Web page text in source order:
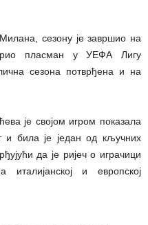
сезону је завршио на
пласман у УЕФА Лигу
сезона потврђена и на
је својом игром показала
и била је један од кључних
да је ријеч о играчици
и европској